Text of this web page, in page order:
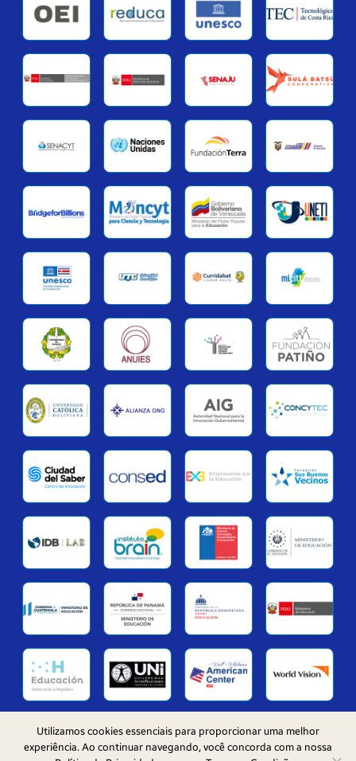
© 2026 Samsung Solve for Tomorrow Latam
Utilizamos cookies essenciais para proporcionar uma melhor
experiência. Ao continuar navegando, você concorda com a nossa